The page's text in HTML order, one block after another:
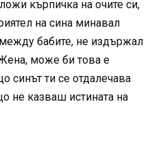
кърпичка на очите си,
на сина минавал
бабите, не издържал
може би това е
синът ти се отдалечава
не казваш истината на